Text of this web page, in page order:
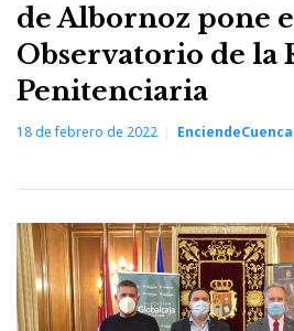
de Albornoz pone
Observatorio de la
Penitenciaria
18 de febrero de 2022 EnciendeCuenca